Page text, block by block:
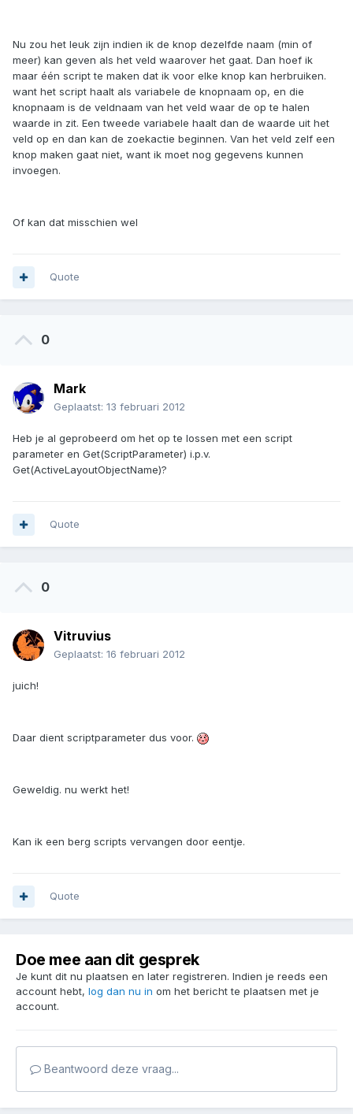
Nu zou het leuk zijn indien ik de knop dezelfde naam (min of
meer) kan geven als het veld waarover het gaat. Dan hoef ik
maar één script te maken dat ik voor elke knop kan herbruiken.
want het script haalt als variabele de knopnaam op, en die
knopnaam is de veldnaam van het veld waar de op te halen
waarde in zit. Een tweede variabele haalt dan de waarde uit het
veld op en dan kan de zoekactie beginnen. Van het veld zelf een
knop maken gaat niet, want ik moet nog gegevens kunnen
invoegen.
Of kan dat misschien wel
Quote
0
Mark
Geplaatst: 13 februari 2012
Heb je al geprobeerd om het op te lossen met een script
parameter en Get(ScriptParameter) i.p.v.
Get(ActiveLayoutObjectName)?
Quote
0
Vitruvius
Geplaatst: 16 februari 2012
juich!
Daar dient scriptparameter dus voor.
Geweldig. nu werkt het!
Kan ik een berg scripts vervangen door eentje.
Quote
Doe mee aan dit gesprek
Je kunt dit nu plaatsen en later registreren. Indien je reeds een
account hebt, log dan nu in om het bericht te plaatsen met je
account.
Beantwoord deze vraag...